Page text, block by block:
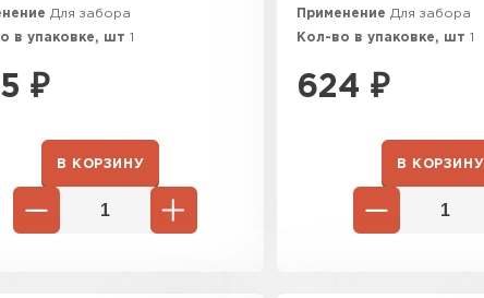
Для забора
в упаковке, шт 1
₽
В КОРЗИНУ
Применение Для забора
Кол-во в упаковке, шт 1
624 ₽
В КОРЗИНУ